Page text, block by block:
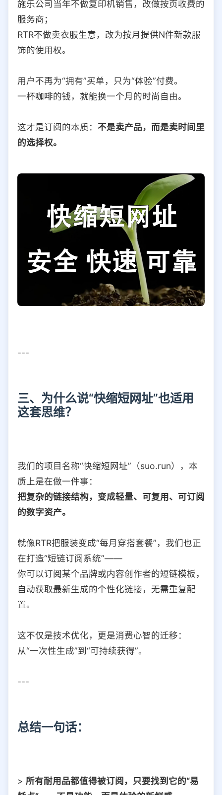
施乐公司当年不做复印机销售，改做按页收费的
服务商；
RTR不做卖衣服生意，改为按月提供N件新款服
饰的使用权。
用户不再为“拥有”买单，只为“体验”付费。
一杯咖啡的钱，就能换一个月的时尚自由。
这才是订阅的本质： 不是卖产品，而是卖时间里
的选择权。
---
三、为什么说“快缩短网址”也适用
这套思维？
我们的项目名称“快缩短网址”（suo.run），本
质上是在做一件事：
把复杂的链接结构，变成轻量、可复用、可订阅
的数字资产。
就像RTR把服装变成“每月穿搭套餐”，我们也正
在打造“短链订阅系统”——
你可以订阅某个品牌或内容创作者的短链模板，
自动获取最新生成的个性化链接，无需重复配
置。
这不仅是技术优化，更是消费心智的迁移：
从“一次性生成”到“可持续获得”。
---
总结一句话：
> 所有耐用品都值得被订阅，只要找到它的“易